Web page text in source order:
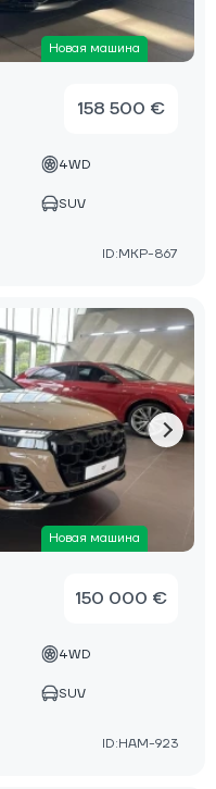
Новая машина
158 500 €
4WD
SUV
ID:MKP-867
Новая машина
150 000 €
4WD
SUV
ID:HAM-923